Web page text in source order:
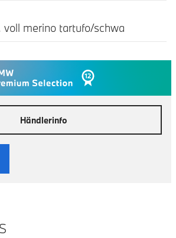
voll merino tartufo/schwa
Händlerinfo